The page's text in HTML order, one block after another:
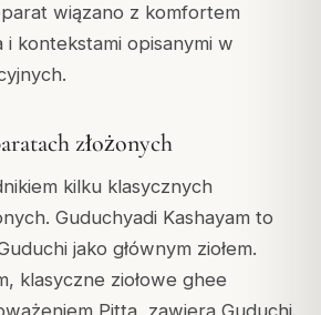
wiązano z komfortem
kontekstami opisanymi w
złożonych
kilku klasycznych
Guduchyadi Kashayam to
jako głównym ziołem.
klasyczne ziołowe ghee